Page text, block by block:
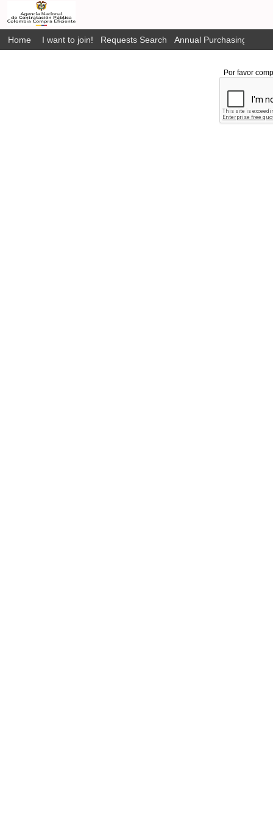
Home I want to join! Requests Search Annual Purchasing Plan
Por favor